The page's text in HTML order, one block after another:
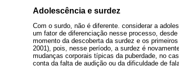
Adolescência e surdez
Com o surdo, não é diferente. considerar a
um fator de diferenciação nesse processo,
momento da descoberta da surdez e os
2001), pois, nesse período, a surdez é
mudanças corporais típicas da puberdade, no
conta da falta de audição ou da dificuldade de